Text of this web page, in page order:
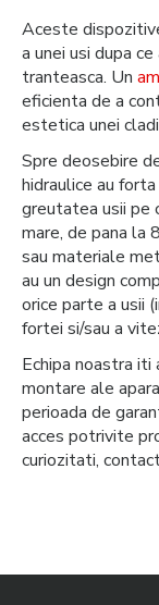
Aceste
a unei usi dupa
tranteasca. Un
eficienta de a
estetica unei
Spre deosebire
hidraulice au
greutatea usii pe
mare, de pana la
sau materiale
au un design
orice parte a usii
fortei si/sau a
Echipa noastra iti
montare ale
perioada de
acces potrivite
curiozitati,